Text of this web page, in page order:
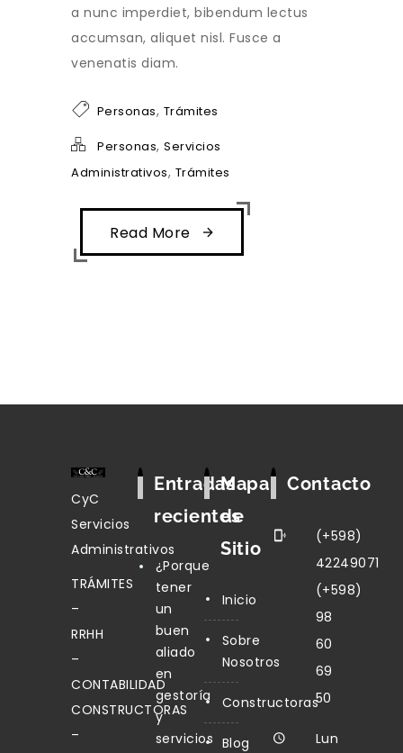
a nunc imperdiet, bibendum lectus
accumsan, aliquet nisl. Fusce a
venenatis diam.
Personas, Trámites
Personas, Servicios
Administrativos, Trámites
Read More
CyC
Servicios
Administrativos
TRÁMITES
–
RRHH
–
CONTABILIDAD
CONSTRUCTORAS
–
Entradas
recientes
¿Porque
tener
un
buen
aliado
en
gestoría
y
servicios
Mapa
de
Sitio
Inicio
Sobre
Nosotros
Constructoras
Blog
Contacto
(+598)
42249071
(+598)
98
60
69
50
Lun